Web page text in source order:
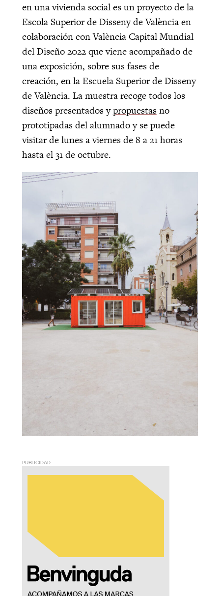
en una vivienda social es un proyecto de la
Escola Superior de Disseny de València en
colaboración con València Capital Mundial
del Diseño 2022 que viene acompañado de
una exposición, sobre sus fases de
creación, en la Escuela Superior de Disseny
de València. La muestra recoge todos los
diseños presentados ypropuestasno
prototipadas del alumnado y se puede
visitar de lunes a viernes de 8 a 21 horas
hasta el 31 de octubre.
PUBLICIDAD